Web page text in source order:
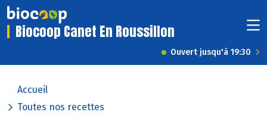
Biocoop Canet En Roussillon
Ouvert jusqu'à 19:30
Accueil
Toutes nos recettes